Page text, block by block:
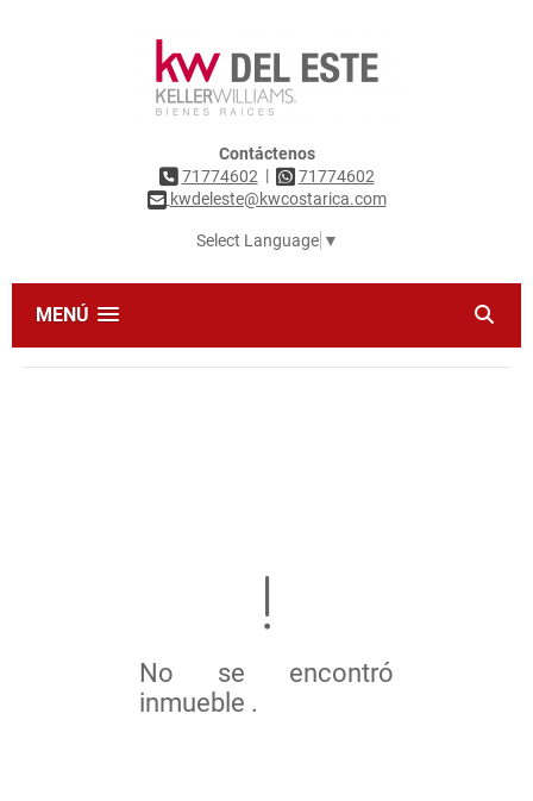
Contáctenos
71774602 |
71774602
kwdeleste@kwcostarica.com
Select Language ▼
MENÚ
No se encontró
inmueble .